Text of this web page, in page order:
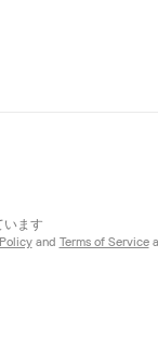
います
and Terms of Service